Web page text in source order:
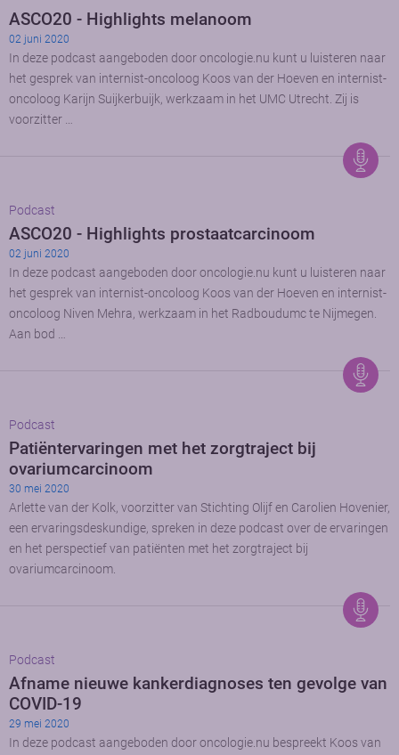
ASCO20 - Highlights melanoom
02 juni 2020
In deze podcast aangeboden door oncologie.nu kunt u luisteren naar
het gesprek van internist-oncoloog Koos van der Hoeven en internist-
oncoloog Karijn Suijkerbuijk, werkzaam in het UMC Utrecht. Zij is
voorzitter …
Podcast
ASCO20 - Highlights prostaatcarcinoom
02 juni 2020
In deze podcast aangeboden door oncologie.nu kunt u luisteren naar
het gesprek van internist-oncoloog Koos van der Hoeven en internist-
oncoloog Niven Mehra, werkzaam in het Radboudumc te Nijmegen.
Aan bod …
Podcast
Patiëntervaringen met het zorgtraject bij
ovariumcarcinoom
30 mei 2020
Arlette van der Kolk, voorzitter van Stichting Olijf en Carolien Hovenier,
een ervaringsdeskundige, spreken in deze podcast over de ervaringen
en het perspectief van patiënten met het zorgtraject bij
ovariumcarcinoom.
Podcast
Afname nieuwe kankerdiagnoses ten gevolge van
COVID-19
29 mei 2020
In deze podcast aangeboden door oncologie.nu bespreekt Koos van